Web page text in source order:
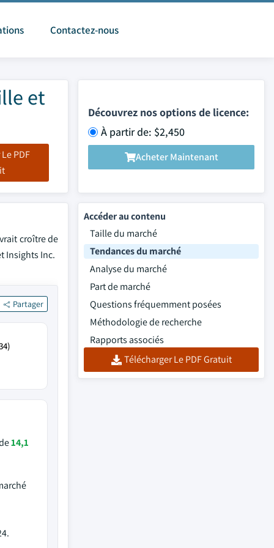
Contactez-nous
et
PDF
Découvrez nos options de licence:
À partir de: $2,450
Acheter Maintenant
croître de
Insights Inc.
Partager
14,1
Accéder au contenu
Taille du marché
Tendances du marché
Analyse du marché
Part de marché
Questions fréquemment posées
Méthodologie de recherche
Rapports associés
Télécharger Le PDF Gratuit